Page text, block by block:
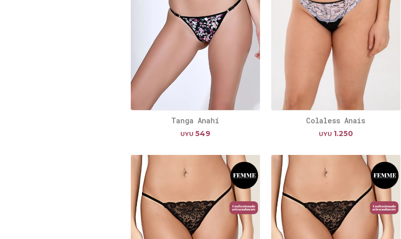
Tanga Anahí
UYU 549
Colaless Anais
UYU 1.250